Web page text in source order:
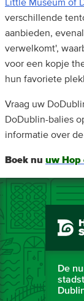
Little Museum of
verschillende
aanbieden,
verwelkomt',
voor een kopje
hun favoriete
Vraag uw
DoDublin-balies
informatie over
Boek nu uw Hop
De